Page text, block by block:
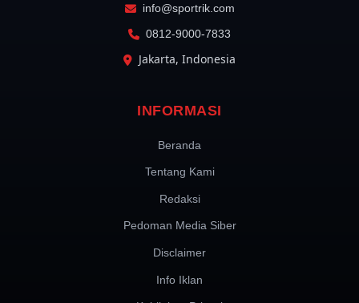
info@sportrik.com
0812-9000-7833
Jakarta, Indonesia
INFORMASI
Beranda
Tentang Kami
Redaksi
Pedoman Media Siber
Disclaimer
Info Iklan